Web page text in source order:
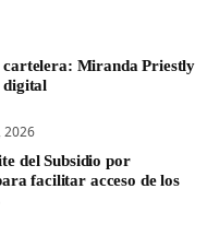
cartelera: Miranda Priestly
digital
2026
del Subsidio por
facilitar acceso de los